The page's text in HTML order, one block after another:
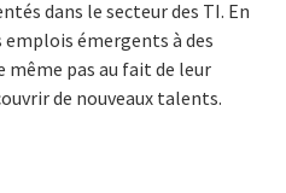
dans le secteur des TI. En
emplois émergents à des
pas au fait de leur
de nouveaux talents.